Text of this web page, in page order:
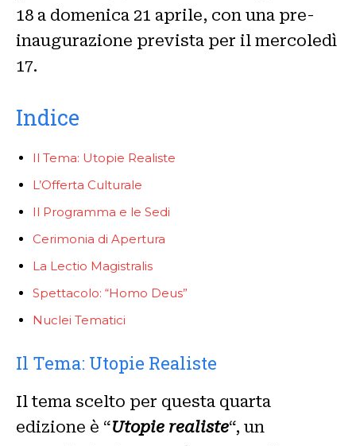
18 a domenica 21 aprile, con una pre-
inaugurazione prevista per il mercoledì
17.
Indice
Il Tema: Utopie Realiste
L’Offerta Culturale
Il Programma e le Sedi
Cerimonia di Apertura
La Lectio Magistralis
Spettacolo: “Homo Deus”
Nuclei Tematici
Il Tema: Utopie Realiste
Il tema scelto per questa quarta
edizione è “Utopie realiste“, un